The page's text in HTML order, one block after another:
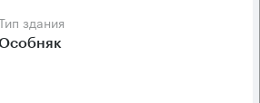
Тип здания